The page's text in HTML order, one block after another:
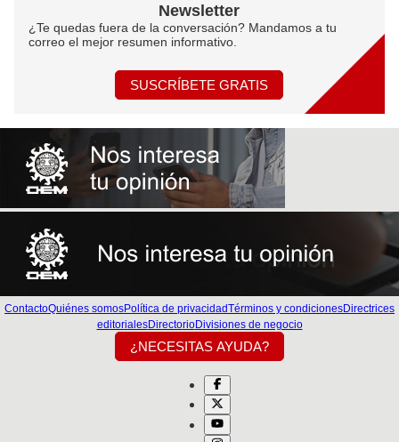
Newsletter
¿Te quedas fuera de la conversación? Mandamos a tu
correo el mejor resumen informativo.
SUSCRÍBETE GRATIS
ContactoQuiénes somosPolítica de privacidadTérminos y condicionesDirectrices
editorialesDirectorioDivisiones de negocio
¿NECESITAS AYUDA?